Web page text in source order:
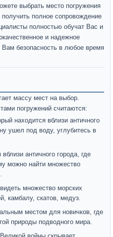
выбрать место погружения
полное сопровождение
полностью обучат Вас и
и надежное
Вам безопасность в любое время
массу мест на выбор.
погружений считаются:
находится вблизи античного
ушел под воду, углубитесь в
античного города, где
можно найти множество
множество морских
камбалу, скатов, медуз.
местом для новичков, где
природы подводного мира.